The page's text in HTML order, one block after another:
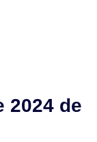
2024 de